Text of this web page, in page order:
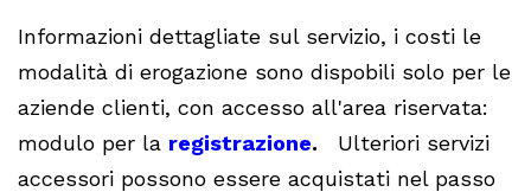
Informazioni dettagliate sul servizio, i costi le
modalità di erogazione sono dispobili solo per le
aziende clienti, con accesso all'area riservata:
modulo per la registrazione.
Ulteriori servizi
accessori possono essere acquistati nel passo